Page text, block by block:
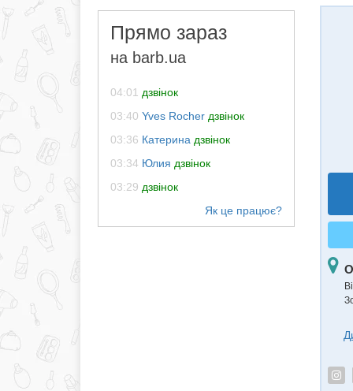
Прямо зараз
на barb.ua
04:01 дзвінок
03:40 Yves Rocher дзвінок
03:36 Катерина дзвінок
03:34 Юлия дзвінок
03:29 дзвінок